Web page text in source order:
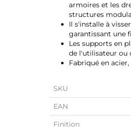
armoires et les
structures
Il s'installe à
garantissant une
Les supports en
de l'utilisateur ou
Fabriqué en
SKU
EAN
Finition